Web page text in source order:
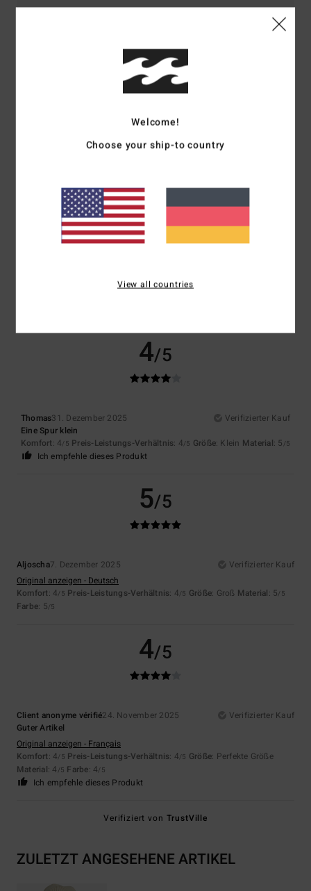
Zu groß
Farbe
5
Client anonyme vérifié14. März 2026
Verifizierter Kauf
Preis-Leistungs-Verhältnis: 4/5 Größe
4/5
Thomas31. Dezember 2025
Verifizierter Kauf
Eine Spur klein
Komfort: 4/5 Preis-Leistungs-Verhältnis: 4/5 Größe: Klein Material: 5 /5
Ich empfehle dieses Produkt
5/5
Aljoscha7. Dezember 2025
Verifizierter Kauf
Original anzeigen - Deutsch
Komfort: 4/5 Preis-Leistungs-Verhältnis: 4/5 Größe: Groß Material: 5/5
Farbe: 5/5
4/5
Client anonyme vérifié24. November 2025
Verifizierter Kauf
Guter Artikel
Original anzeigen - Français
Komfort: 4/5 Preis-Leistungs-Verhältnis: 4/5 Größe: Perfekte Größe
Material: 4 /5 Farbe: 4/5
Ich empfehle dieses Produkt
Verifiziert von TrustVille
ZULETZT ANGESEHENE ARTIKEL
Welcome!
Choose your ship-to country
View all countries